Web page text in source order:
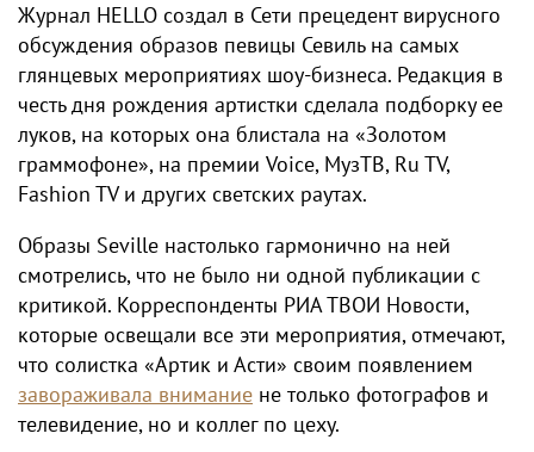
Журнал HELLO создал в Сети прецедент вирусного
обсуждения образов певицы Севиль на самых
глянцевых мероприятиях шоу-бизнеса. Редакция в
честь дня рождения артистки сделала подборку ее
луков, на которых она блистала на «Золотом
граммофоне», на премии Voice, МузТВ, Ru TV,
Fashion TV и других светских раутах.
Образы Seville настолько гармонично на ней
смотрелись, что не было ни одной публикации с
критикой. Корреспонденты РИА ТВОИ Новости,
которые освещали все эти мероприятия, отмечают,
что солистка «Артик и Асти» своим появлением
завораживала внимание не только фотографов и
телевидение, но и коллег по цеху.